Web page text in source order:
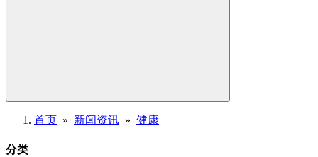
首页 » 新闻资讯 » 健康
分类